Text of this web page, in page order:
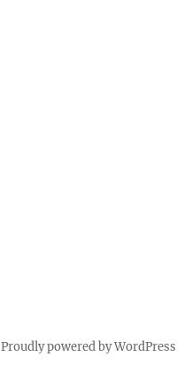
Proudly powered by WordPress